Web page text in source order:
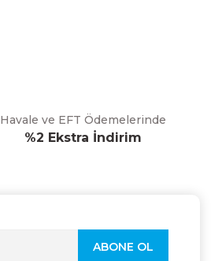
Havale ve EFT Ödemelerinde
%2 Ekstra İndirim
ABONE OL